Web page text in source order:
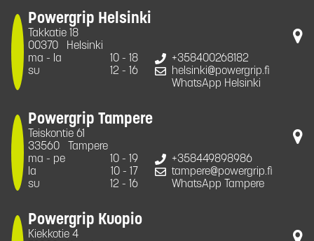
Powergrip Helsinki
Takkatie 18
00370
Helsinki
ma - la
10 - 18
su
12 - 16
+358400268182
helsinki@powergrip.fi
WhatsApp Helsinki
Powergrip Tampere
Teiskontie 61
33560
Tampere
ma - pe
10 - 19
la
10 - 17
su
12 - 16
+358449898986
tampere@powergrip.fi
WhatsApp Tampere
Powergrip Kuopio
Kiekkotie 4